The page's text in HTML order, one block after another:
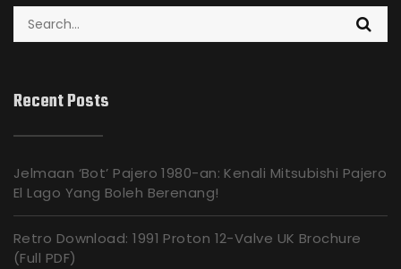
Recent Posts
Jelmaan ‘Bot’ Pajero 1980-an: Kenali Mitsubishi Pajero
El Lago Yang Boleh Berenang!
Retro Download: 1991 Proton 12-Valve UK Brochure
(Full PDF)